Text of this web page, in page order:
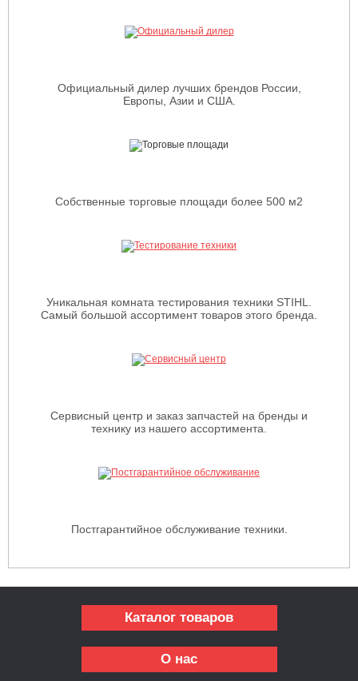
Официальный дилер лучших брендов России,
Европы, Азии и США.
Собственные торговые площади более 500 м2
Уникальная комната тестирования техники STIHL.
Самый большой ассортимент товаров этого бренда.
Сервисный центр и заказ запчастей на бренды и
технику из нашего ассортимента.
Постгарантийное обслуживание техники.
Каталог товаров
О нас